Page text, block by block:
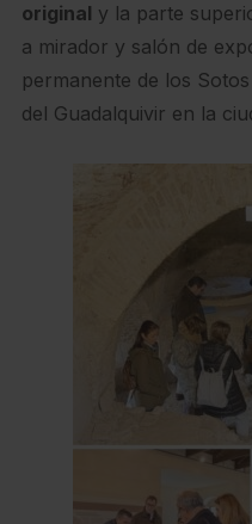
original y la parte
a mirador y salón de
permanente de los
del Guadalquivir en la